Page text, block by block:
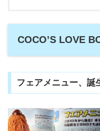
COCO’S LOVE
フェアメニュー、誕